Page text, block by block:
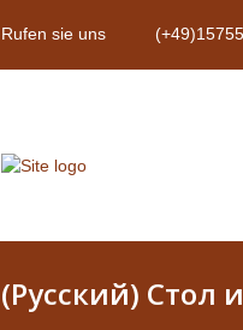
Rufen sie uns
(Русский) Стол